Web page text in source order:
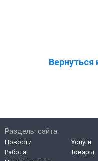
Вернуться
Разделы сайта
Новости
Работа
Услуги
Товары